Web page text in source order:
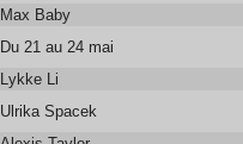
Max Baby
Du 21 au 24 mai
Lykke Li
Ulrika Spacek